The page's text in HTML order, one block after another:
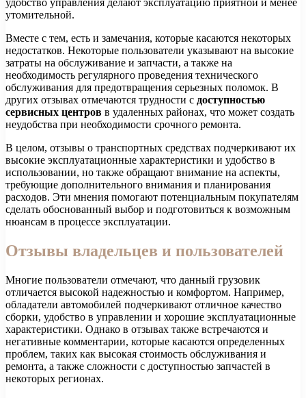
удобство управления делают эксплуатацию приятной и менее
утомительной.
Вместе с тем, есть и замечания, которые касаются некоторых
недостатков. Некоторые пользователи указывают на высокие
затраты на обслуживание и запчасти, а также на
необходимость регулярного проведения технического
обслуживания для предотвращения серьезных поломок. В
других отзывах отмечаются трудности с доступностью
сервисных центров в удаленных районах, что может создать
неудобства при необходимости срочного ремонта.
В целом, отзывы о транспортных средствах подчеркивают их
высокие эксплуатационные характеристики и удобство в
использовании, но также обращают внимание на аспекты,
требующие дополнительного внимания и планирования
расходов. Эти мнения помогают потенциальным покупателям
сделать обоснованный выбор и подготовиться к возможным
нюансам в процессе эксплуатации.
Отзывы владельцев и пользователей
Многие пользователи отмечают, что данный грузовик
отличается высокой надежностью и комфортом. Например,
обладатели автомобилей подчеркивают отличное качество
сборки, удобство в управлении и хорошие эксплуатационные
характеристики. Однако в отзывах также встречаются и
негативные комментарии, которые касаются определенных
проблем, таких как высокая стоимость обслуживания и
ремонта, а также сложности с доступностью запчастей в
некоторых регионах.